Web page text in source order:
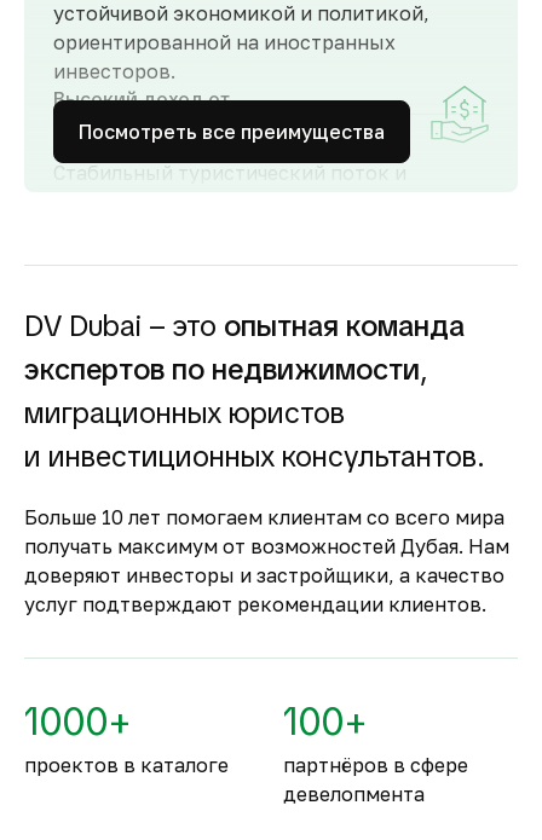
устойчивой экономикой и политикой,
ориентированной на иностранных
инвесторов.
Высокий доход от
аренды
Стабильный туристический поток и
доходность для инвесторов как от
аренды.
строящуюся
недвижимость
Оплата за объект поступает на эскроу-счёт.
Застройщик сможет получить с него деньги
только после ввода объекта в
Комфортное и
безопасное место для
жизни
По уровню безопасности жизни
занимают второе место в мире.
Посмотреть все преимущества
DV Dubai – это опытная команда
экспертов по недвижимости,
миграционных юристов
и инвестиционных консультантов.
Больше 10 лет помогаем клиентам со всего мира
получать максимум от возможностей Дубая. Нам
доверяют инвесторы и застройщики, а качество
услуг подтверждают рекомендации клиентов.
1000+
проектов в каталоге
100+
партнёров в сфере
девелопмента